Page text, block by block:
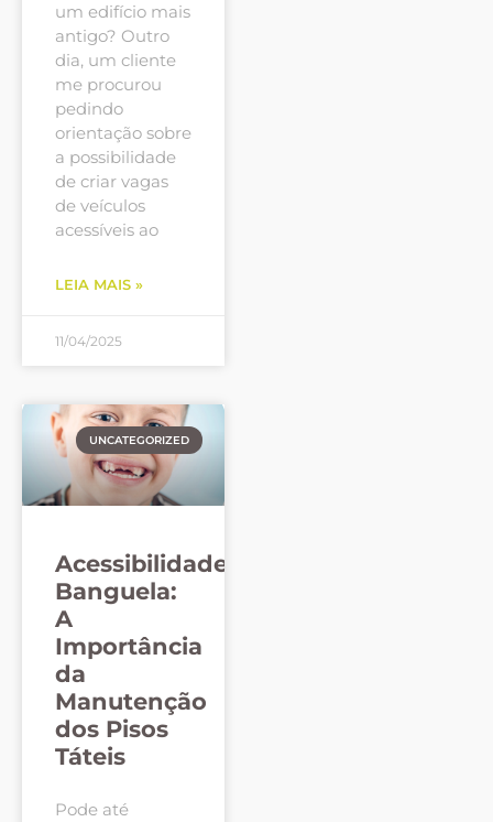
um edifício mais
antigo? Outro
dia, um cliente
me procurou
pedindo
orientação sobre
a possibilidade
de criar vagas
de veículos
acessíveis ao
LEIA MAIS »
11/04/2025
UNCATEGORIZED
Acessibilidade
Banguela:
A
Importância
da
Manutenção
dos Pisos
Táteis
Pode até